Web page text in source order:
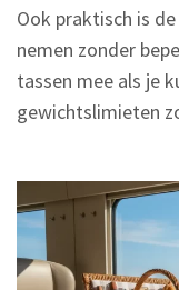
Ook praktisch is
nemen zonder
tassen mee als je
gewichtslimieten